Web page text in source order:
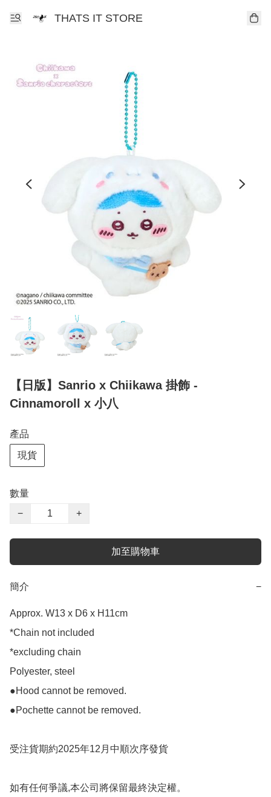
THATS IT STORE
【日版】Sanrio x Chiikawa 掛飾 -
Cinnamoroll x 小八
產品
現貨
數量
−
+
加至購物車
簡介 −
Approx. W13 x D6 x H11cm
*Chain not included
*excluding chain
Polyester, steel
●Hood cannot be removed.
●Pochette cannot be removed.
受注貨期約2025年12月中順次序發貨
如有任何爭議,本公司將保留最終決定權。